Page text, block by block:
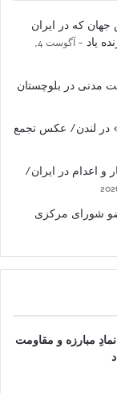
جهان که در ایران
یاد
آگوست 4,
مدنی در بلوچستان
در لندن/ عکس تجمع
و اعدام در ایران/
شورای مرکزی
مبارزه و مقاومت